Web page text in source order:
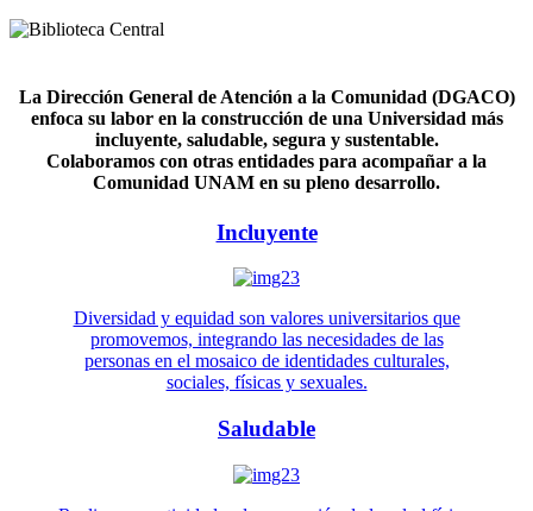
La Dirección General de Atención a la Comunidad (DGACO)
enfoca su labor en la construcción de una Universidad más
incluyente, saludable, segura y sustentable.
Colaboramos con otras entidades para acompañar a la
Comunidad UNAM en su pleno desarrollo.
Incluyente
Diversidad y equidad son valores universitarios que
promovemos, integrando las necesidades de las
personas en el mosaico de identidades culturales,
sociales, físicas y sexuales.
Saludable